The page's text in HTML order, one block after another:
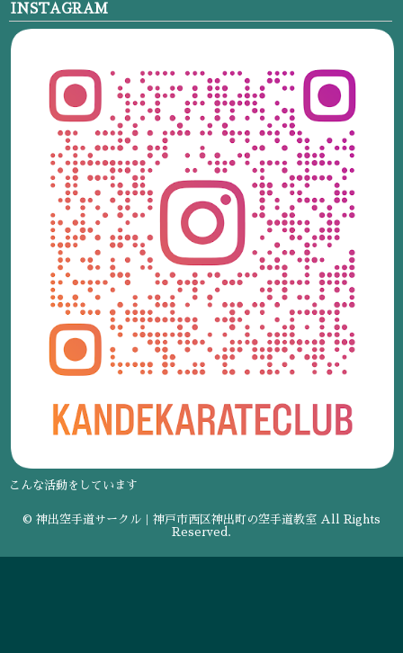
INSTAGRAM
こんな活動をしています
© 神出空手道サークル｜神戸市西区神出町の空手道教室 All Rights
Reserved.